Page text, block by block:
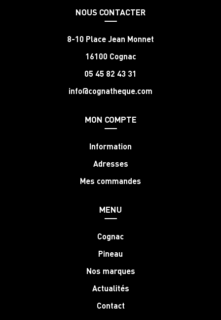
NOUS CONTACTER
8-10 Place Jean Monnet
16100 Cognac
05 45 82 43 31
info@cognatheque.com
MON COMPTE
Information
Adresses
Mes commandes
MENU
Cognac
Pineau
Nos marques
Actualités
Contact